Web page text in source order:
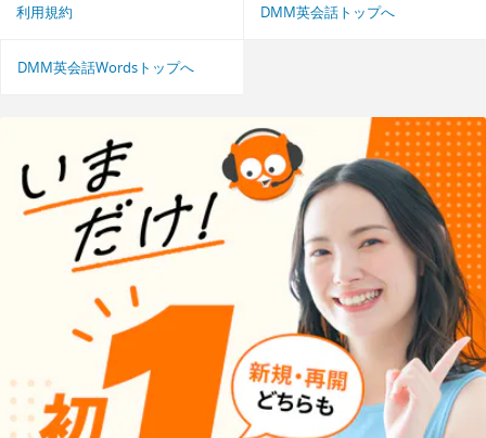
利用規約 DMM英会話トップへ
DMM英会話Wordsトップへ